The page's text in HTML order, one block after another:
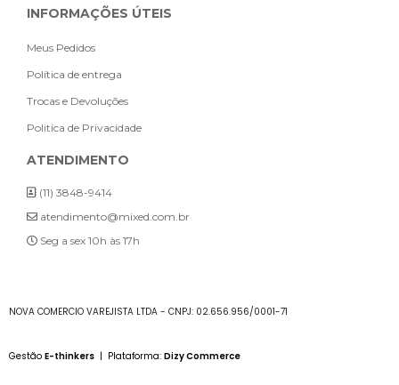
INFORMAÇÕES ÚTEIS
Meus Pedidos
Política de entrega
Trocas e Devoluções
Politica de Privacidade
ATENDIMENTO
(11) 3848-9414
atendimento@mixed.com.br
Seg a sex 10h às 17h
NOVA COMERCIO VAREJISTA LTDA - CNPJ: 02.656.956/0001-71
Gestão E-thinkers | Plataforma: Dizy Commerce